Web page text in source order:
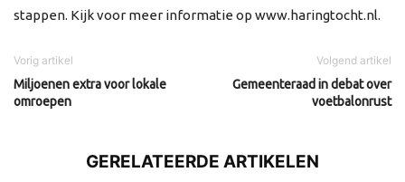
stappen. Kijk voor meer informatie op www.haringtocht.nl.
Vorig artikel
Miljoenen extra voor lokale
omroepen
Volgend artikel
Gemeenteraad in debat over
voetbalonrust
GERELATEERDE ARTIKELEN